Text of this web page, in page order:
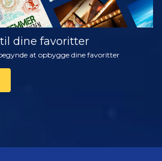
dine favoritter
at opbygge dine favoritter